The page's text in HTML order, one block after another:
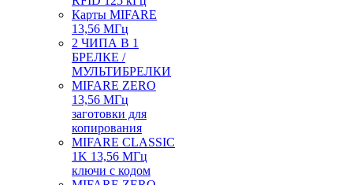
Карты MIFARE
13,56 МГц
2 ЧИПА В 1
БРЕЛКЕ /
МУЛЬТИБРЕЛКИ
MIFARE ZERO
13,56 МГц
заготовки для
копирования
MIFARE CLASSIC
1K 13,56 МГц
ключи с кодом